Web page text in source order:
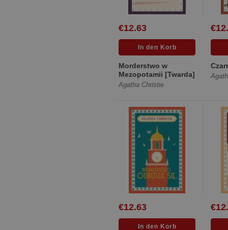
€12.63
Morderstwo w
Mezopotamii [Twarda]
Agatha Christie
€12.63